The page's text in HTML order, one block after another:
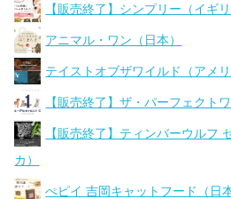
【販売終了】シンプリー（イギリ
アニマル・ワン（日本）
テイストオブザワイルド（アメリ
【販売終了】ザ・パーフェクト
【販売終了】ティンバーウルフ
カ）
ぺピイ 吉岡キャットフード（日本